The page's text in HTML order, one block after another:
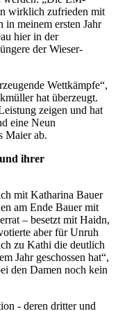
wirklich zufrieden mit
in meinem ersten Jahr
hier in der
der Wieser-
Wettkämpfe“,
hat überzeugt.
zeigen und hat
eine Neun
Maier ab.
ihrer
mit Katharina Bauer
am Ende Bauer mit
– besetzt mit Haidn,
aber für Unruh
zu Kathi die deutlich
Jahr geschossen hat“,
den Damen noch kein
- deren dritter und